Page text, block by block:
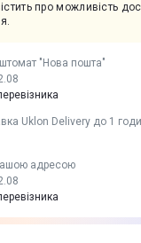
про можливість
"Нова пошта"
Uklon Delivery до 1
адресою